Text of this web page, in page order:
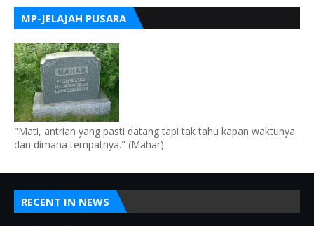
MP-JELAJAH PUSARA
"Mati, antrian yang pasti datang tapi tak tahu kapan waktunya
dan dimana tempatnya." (Mahar)
RECENT IN NEWS